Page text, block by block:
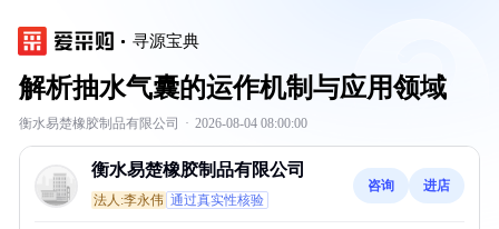
寻源宝典
解析抽水气囊的运作机制与应用领域
衡水易楚橡胶制品有限公司 · 2026-08-04 08:00:00
衡水易楚橡胶制品有限公司
法人:李永伟 通过真实性核验
咨询 进店